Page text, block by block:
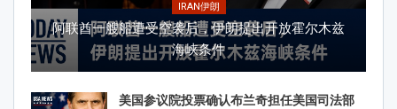
IRAN伊朗
阿联酋一艘船遭受空袭后，伊朗提出开放霍尔木兹
海峡条件
美国参议院投票确认布兰奇担任美国司法部